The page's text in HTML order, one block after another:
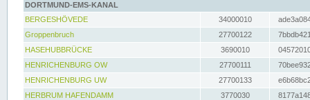
DORTMUND-EMS-KANAL
BERGESHÖVEDE
34000010
Groppenbruch
27700122
HASEHUBBRÜCKE
3690010
HENRICHENBURG OW
27700111
HENRICHENBURG UW
27700133
HERBRUM HAFENDAMM
3770030